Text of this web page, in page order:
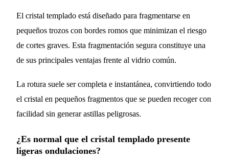
El cristal templado está diseñado para fragmentarse en
pequeños trozos con bordes romos que minimizan el riesgo
de cortes graves. Esta fragmentación segura constituye una
de sus principales ventajas frente al vidrio común.
La rotura suele ser completa e instantánea, convirtiendo todo
el cristal en pequeños fragmentos que se pueden recoger con
facilidad sin generar astillas peligrosas.
¿Es normal que el cristal templado presente
ligeras ondulaciones?